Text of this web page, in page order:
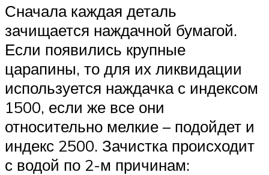
Сначала каждая деталь
зачищается наждачной бумагой.
Если появились крупные
царапины, то для их ликвидации
используется наждачка с индексом
1500, если же все они
относительно мелкие – подойдет и
индекс 2500. Зачистка происходит
с водой по 2-м причинам: